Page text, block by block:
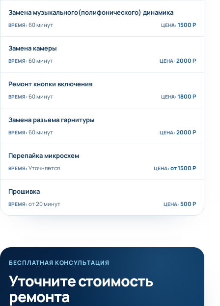
Замена музыкального(полифонического) динамика
60 минут 1500 Р
Замена камеры
60 минут 2000 Р
Ремонт кнопки включения
60 минут 1800 Р
Замена разъема гарнитуры
60 минут 2000 Р
Перепайка микросхем
Уточняется от 1500 Р
Прошивка
от 20 минут 500 Р
БЕСПЛАТНАЯ КОНСУЛЬТАЦИЯ
Уточните стоимость
ремонта